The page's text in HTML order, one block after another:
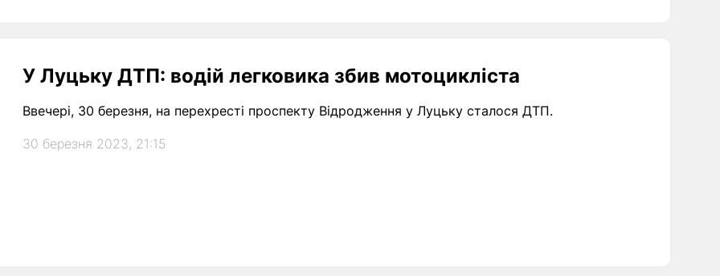
У Луцьку ДТП: водій легковика збив мотоцикліста
Ввечері, 30 березня, на перехресті проспекту Відродження у Луцьку сталося ДТП.
30 березня 2023, 21:15